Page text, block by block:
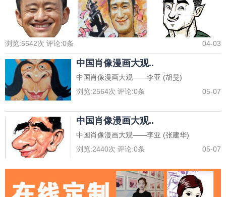
浏览:6642次 评论:0条 04-03
中国肖像漫画大观..
中国肖像漫画大观——李亚 (胡旻)
浏览:2564次 评论:0条 05-07
中国肖像漫画大观..
中国肖像漫画大观——李亚 (张建华)
浏览:2440次 评论:0条 05-07